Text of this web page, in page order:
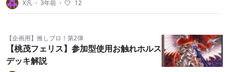
X凡 ・ 3年前 ・ 12
【企画用】推しブロ！第2弾
【桃茂フェリス】参加型使用お触れホルス
デッキ解説